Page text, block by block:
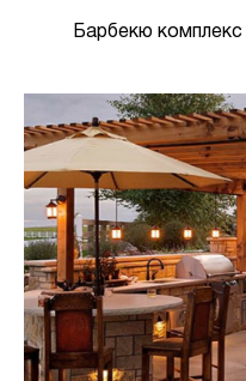
Барбекю комплекс